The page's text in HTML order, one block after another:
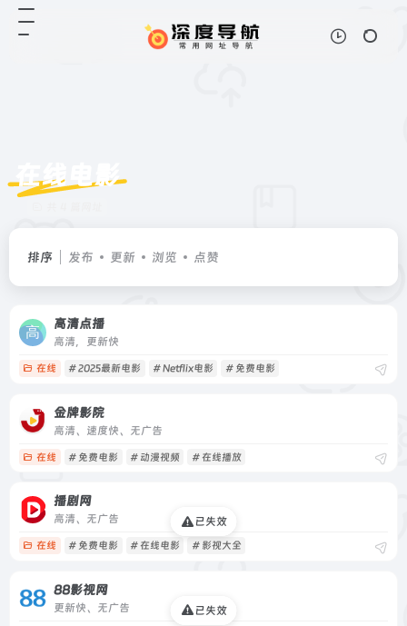
在线电影
排序 发布 更新 浏览 点赞
高清点播
高清，更新快
在线 # 2025最新电影 # Netflix电影 # 免费电影
金牌影院
高清、速度快、无广告
在线 # 免费电影 # 动漫视频 # 在线播放
已失效
播剧网
高清、无广告
在线 # 免费电影 # 在线电影 # 影视大全
已失效
88影视网
更新快、无广告